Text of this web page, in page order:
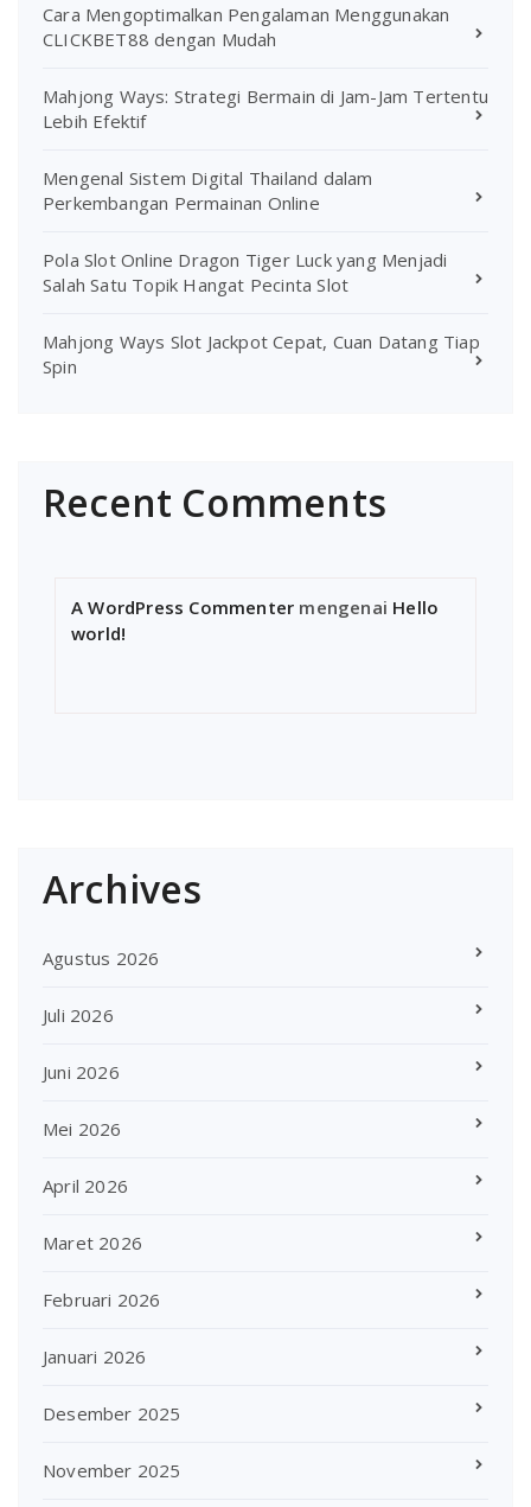
Cara Mengoptimalkan Pengalaman Menggunakan
CLICKBET88 dengan Mudah
Mahjong Ways: Strategi Bermain di Jam-Jam Tertentu
Lebih Efektif
Mengenal Sistem Digital Thailand dalam
Perkembangan Permainan Online
Pola Slot Online Dragon Tiger Luck yang Menjadi
Salah Satu Topik Hangat Pecinta Slot
Mahjong Ways Slot Jackpot Cepat, Cuan Datang Tiap
Spin
Recent Comments
A WordPress Commenter mengenai Hello
world!
Archives
Agustus 2026
Juli 2026
Juni 2026
Mei 2026
April 2026
Maret 2026
Februari 2026
Januari 2026
Desember 2025
November 2025